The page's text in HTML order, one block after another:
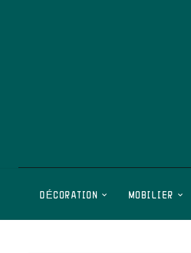
DÉCORATION MOBILIER